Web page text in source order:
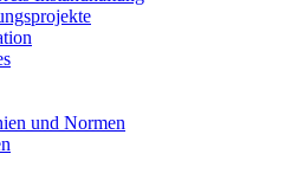
und Normen